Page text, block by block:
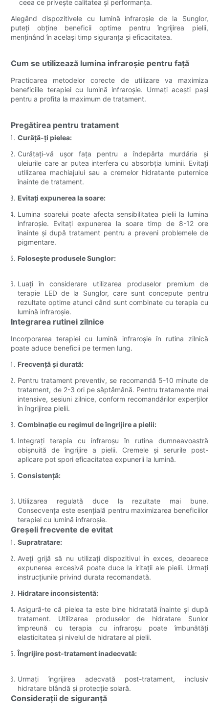
ceea ce privește calitatea și performanța.
Alegând dispozitivele cu lumină infraroșie de la Sunglor,
puteți obține beneficii optime pentru îngrijirea pielii,
menținând în același timp siguranța și eficacitatea.
Cum se utilizează lumina infraroșie pentru față
Practicarea metodelor corecte de utilizare va maximiza
beneficiile terapiei cu lumină infraroșie. Urmați acești pași
pentru a profita la maximum de tratament.
Pregătirea pentru tratament
Curăță-ți pielea:
Curățați-vă ușor fața pentru a îndepărta murdăria și
uleiurile care ar putea interfera cu absorbția luminii. Evitați
utilizarea machiajului sau a cremelor hidratante puternice
înainte de tratament.
Evitați expunerea la soare:
Lumina soarelui poate afecta sensibilitatea pielii la lumina
infraroșie. Evitați expunerea la soare timp de 8-12 ore
înainte și după tratament pentru a preveni problemele de
pigmentare.
Folosește produsele Sunglor:
Luați în considerare utilizarea produselor premium de
terapie LED de la Sunglor, care sunt concepute pentru
rezultate optime atunci când sunt combinate cu terapia cu
lumină infraroșie.
Integrarea rutinei zilnice
Incorporarea terapiei cu lumină infraroșie în rutina zilnică
poate aduce beneficii pe termen lung.
Frecvență și durată:
Pentru tratament preventiv, se recomandă 5-10 minute de
tratament, de 2-3 ori pe săptămână. Pentru tratamente mai
intensive, sesiuni zilnice, conform recomandărilor experților
în îngrijirea pielii.
Combinație cu regimul de îngrijire a pielii:
Integrați terapia cu infraroșu în rutina dumneavoastră
obișnuită de îngrijire a pielii. Cremele și serurile post-
aplicare pot spori eficacitatea expunerii la lumină.
Consistență:
Utilizarea regulată duce la rezultate mai bune.
Consecvența este esențială pentru maximizarea beneficiilor
terapiei cu lumină infraroșie.
Greșeli frecvente de evitat
Supratratare:
Aveți grijă să nu utilizați dispozitivul în exces, deoarece
expunerea excesivă poate duce la iritații ale pielii. Urmați
instrucțiunile privind durata recomandată.
Hidratare inconsistentă:
Asigură-te că pielea ta este bine hidratată înainte și după
tratament. Utilizarea produselor de hidratare Sunlor
împreună cu terapia cu infraroșu poate îmbunătăți
elasticitatea și nivelul de hidratare al pielii.
Îngrijire post-tratament inadecvată:
Urmați îngrijirea adecvată post-tratament, inclusiv
hidratare blândă și protecție solară.
Considerații de siguranță